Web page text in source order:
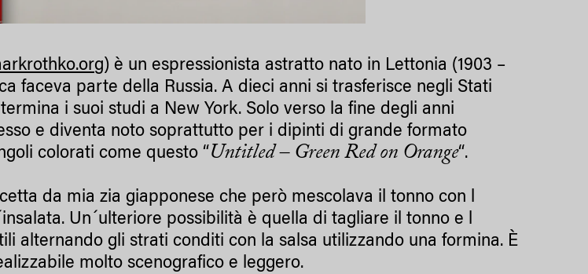
) è un espressionista astratto nato in Lettonia (1903 –
faceva parte della Russia. A dieci anni si trasferisce negli Stati
i suoi studi a New York. Solo verso la fine degli anni
e diventa noto soprattutto per i dipinti di grande formato
colorati come questo “Untitled – Green Red on Orange“.
da mia zia giapponese che però mescolava il tonno con l
Un´ulteriore possibilità è quella di tagliare il tonno e l
alternando gli strati conditi con la salsa utilizzando una formina. È
molto scenografico e leggero.